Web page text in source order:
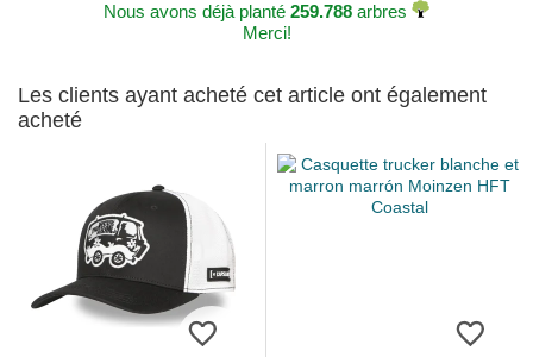
Nous avons déjà planté 259.788 arbres
Merci!
Les clients ayant acheté cet article ont également
acheté